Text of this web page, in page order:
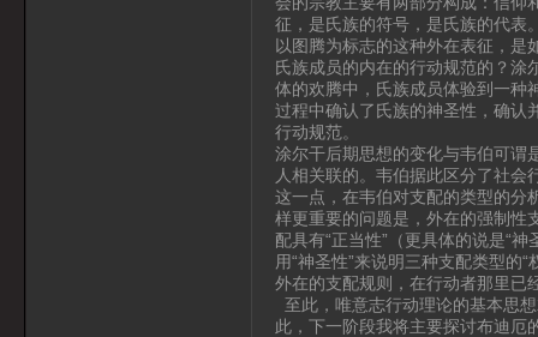
征，是氏族的符号，是氏族的代表
以图腾为标志的这种外在表征，
氏族成员的内在的行动规范的？涂
体的欢腾中，氏族成员体验到一种
过程中确认了氏族的神圣性，确认
行动规范。
涂尔干后期思想的变化与韦伯可谓
人相关联的。韦伯据此区分了社
这一点，在韦伯对支配的类型的分
样更重要的问题是，外在的强制性
配具有“正当性”（更具体的说是“
用“神圣性”来说明三种支配类型的
外在的支配规则，在行动者那里已
至此，唯意志行动理论的基本思
此，下一阶段我将主要探讨布迪厄